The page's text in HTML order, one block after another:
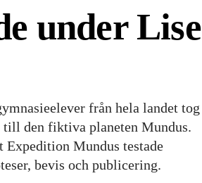
under Lise
från hela landet tog
till den fiktiva planeten Mundus.
Expedition Mundus testade
bevis och publicering.